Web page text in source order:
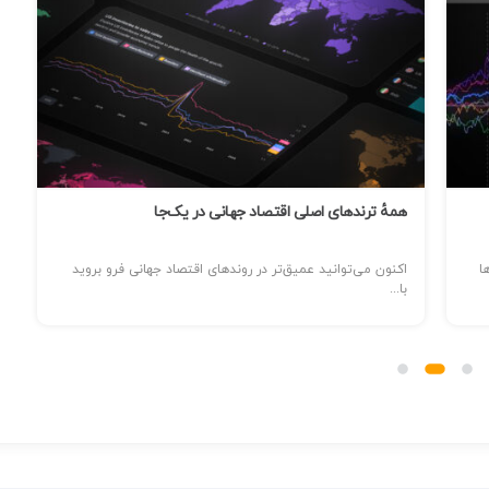
همهٔ ترندهای اصلی اقتصاد جهانی در یک‌جا
اکنون می‌توانید عمیق‌تر در روندهای اقتصاد جهانی فرو بروید
با...